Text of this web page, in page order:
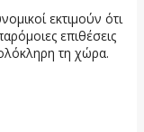
εκτιμούν ότι
επιθέσεις
τη χώρα.